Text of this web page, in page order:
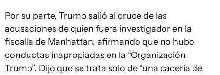
Por su parte, Trump salió al cruce de las
acusaciones de quien fuera investigador en la
fiscalía de Manhattan, afirmando que no hubo
conductas inapropiadas en la “Organización
Trump”. Dijo que se trata solo de “una cacería de